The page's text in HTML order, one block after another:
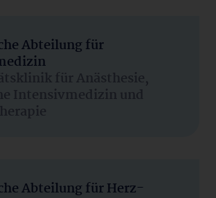
Abteilung für
für Anästhesie,
Intensivmedizin und
Abteilung für Herz-